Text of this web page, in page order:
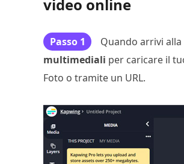
video online
Passo 1 Quando arrivi
multimediali per caricare il
Foto o tramite un URL.